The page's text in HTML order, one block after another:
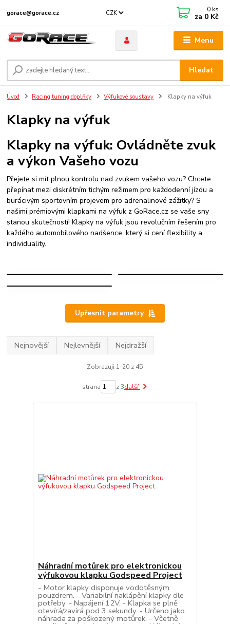
Menu
CZK
Hledat
gorace@gorace.cz 0 ks
za 0 Kč
Úvod Racing tuning doplňky Výfukové soustavy Klapky na výfuk
Klapky na výfuk
Klapky na výfuk: Ovládněte zvuk
a výkon Vašeho vozu
Přejete si mít plnou kontrolu nad zvukem vašeho vozu? Chcete
přepínat mezi diskrétním tichým režimem pro každodenní jízdu a
burácivým sportovním projevem pro adrenalinové zážitky? S
našimi prémiovými klapkami na výfuk z GoRace.cz se vaše sny
stanou skutečností! Klapky na výfuk jsou revolučním řešením pro
každého automobilového nadšence, který si cení flexibility a
individuality.
Upřesnit parametry
Nejnovější Nejlevnější Nejdražší
Zobrazuji 1-20 z 45
strana z 3další
Náhradní motůrek pro elektronickou
výfukovou klapku Godspeed Project
- Motor klapky disponuje vodotěsným
pouzdrem. - Variabilní naklápění klapky dle
potřeby. - Napájení 12V. - Klapka se plně
otevírá/zavírá pod 3 sekundy. - Určeno jako
náhrada za poškozený motůrek. - Včetně